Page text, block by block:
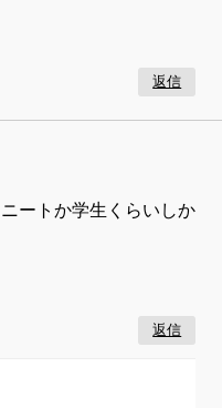
返信
ートか学生くらいしか
返信